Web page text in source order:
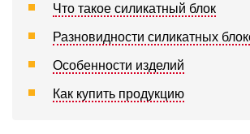
Что такое силикатный блок
Разновидности силикатных
Особенности изделий
Как купить продукцию